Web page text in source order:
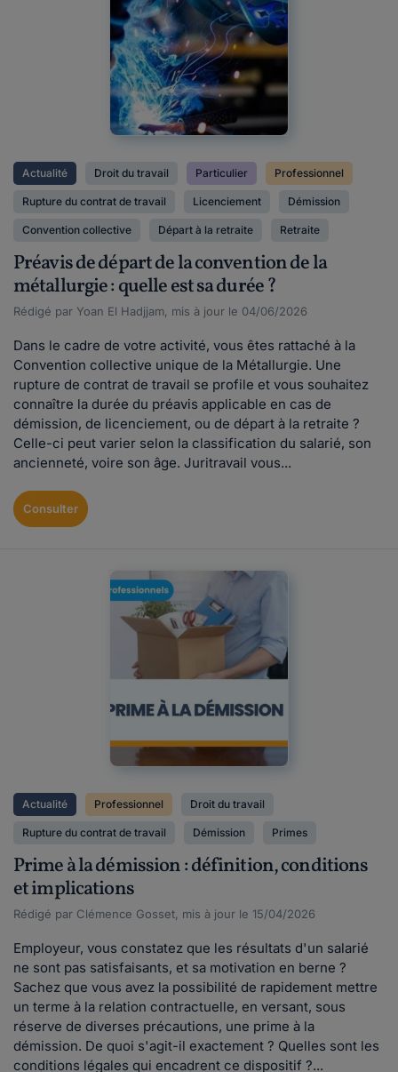
Actualité Droit du travail Particulier Professionnel
Rupture du contrat de travail Licenciement Démission
Convention collective Départ à la retraite Retraite
Préavis de départ de la convention de la
métallurgie : quelle est sa durée ?
Rédigé par Yoan El Hadjjam, mis à jour le 04/06/2026
Dans le cadre de votre activité, vous êtes rattaché à la
Convention collective unique de la Métallurgie. Une
rupture de contrat de travail se profile et vous souhaitez
connaître la durée du préavis applicable en cas de
démission, de licenciement, ou de départ à la retraite ?
Celle-ci peut varier selon la classification du salarié, son
ancienneté, voire son âge. Juritravail vous...
Consulter
Actualité Professionnel Droit du travail
Rupture du contrat de travail Démission Primes
Prime à la démission : définition, conditions
et implications
Rédigé par Clémence Gosset, mis à jour le 15/04/2026
Employeur, vous constatez que les résultats d'un salarié
ne sont pas satisfaisants, et sa motivation en berne ?
Sachez que vous avez la possibilité de rapidement mettre
un terme à la relation contractuelle, en versant, sous
réserve de diverses précautions, une prime à la
démission. De quoi s'agit-il exactement ? Quelles sont les
conditions légales qui encadrent ce dispositif ?...